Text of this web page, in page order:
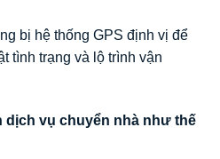
bị hệ thống GPS định vị để
tình trạng và lộ trình vận
dịch vụ chuyển nhà như thế